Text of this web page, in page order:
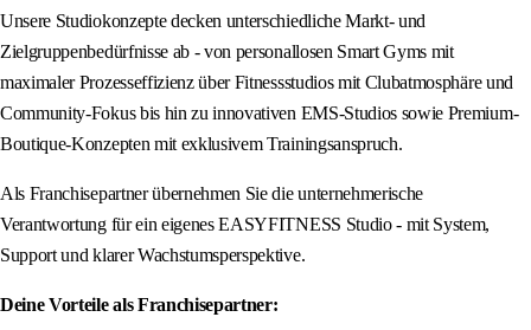
Unsere Studiokonzepte decken unterschiedliche Markt- und
Zielgruppenbedürfnisse ab - von personallosen Smart Gyms mit
maximaler Prozesseffizienz über Fitnessstudios mit Clubatmosphäre und
Community-Fokus bis hin zu innovativen EMS-Studios sowie Premium-
Boutique-Konzepten mit exklusivem Trainingsanspruch.
Als Franchisepartner übernehmen Sie die unternehmerische
Verantwortung für ein eigenes EASYFITNESS Studio - mit System,
Support und klarer Wachstumsperspektive.
Deine Vorteile als Franchisepartner: